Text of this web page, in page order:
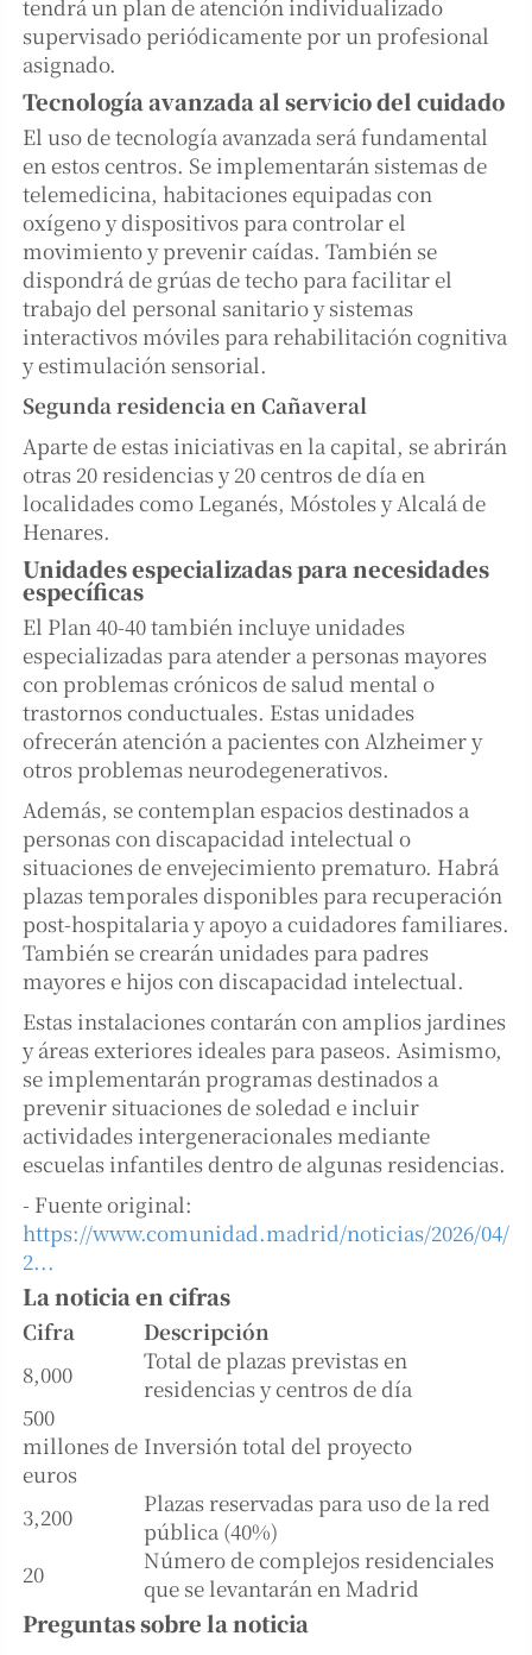
tendrá un plan de atención individualizado
supervisado periódicamente por un profesional
asignado.
Tecnología avanzada al servicio del cuidado
El uso de tecnología avanzada será fundamental
en estos centros. Se implementarán sistemas de
telemedicina, habitaciones equipadas con
oxígeno y dispositivos para controlar el
movimiento y prevenir caídas. También se
dispondrá de grúas de techo para facilitar el
trabajo del personal sanitario y sistemas
interactivos móviles para rehabilitación cognitiva
y estimulación sensorial.
Segunda residencia en Cañaveral
Aparte de estas iniciativas en la capital, se abrirán
otras 20 residencias y 20 centros de día en
localidades como Leganés, Móstoles y Alcalá de
Henares.
Unidades especializadas para necesidades
específicas
El Plan 40-40 también incluye unidades
especializadas para atender a personas mayores
con problemas crónicos de salud mental o
trastornos conductuales. Estas unidades
ofrecerán atención a pacientes con Alzheimer y
otros problemas neurodegenerativos.
Además, se contemplan espacios destinados a
personas con discapacidad intelectual o
situaciones de envejecimiento prematuro. Habrá
plazas temporales disponibles para recuperación
post-hospitalaria y apoyo a cuidadores familiares.
También se crearán unidades para padres
mayores e hijos con discapacidad intelectual.
Estas instalaciones contarán con amplios jardines
y áreas exteriores ideales para paseos. Asimismo,
se implementarán programas destinados a
prevenir situaciones de soledad e incluir
actividades intergeneracionales mediante
escuelas infantiles dentro de algunas residencias.
- Fuente original:
https://www.comunidad.madrid/noticias/2026/04/
2...
La noticia en cifras
Cifra
Descripción
8,000
Total de plazas previstas en
residencias y centros de día
500
millones de
euros
Inversión total del proyecto
3,200
Plazas reservadas para uso de la red
pública (40%)
20
Número de complejos residenciales
que se levantarán en Madrid
Preguntas sobre la noticia